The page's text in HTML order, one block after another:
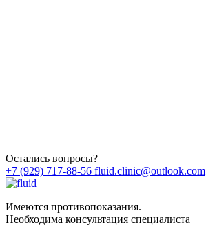
Остались вопросы?
+7 (929) 717-88-56 fluid.clinic@outlook.com
Имеются противопоказания.
Необходима консультация специалиста